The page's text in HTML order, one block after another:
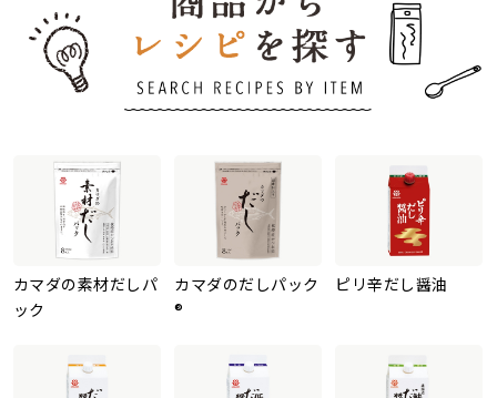
カマダの素材だしパ
ック
カマダのだしパック
®
ピリ辛だし醤油